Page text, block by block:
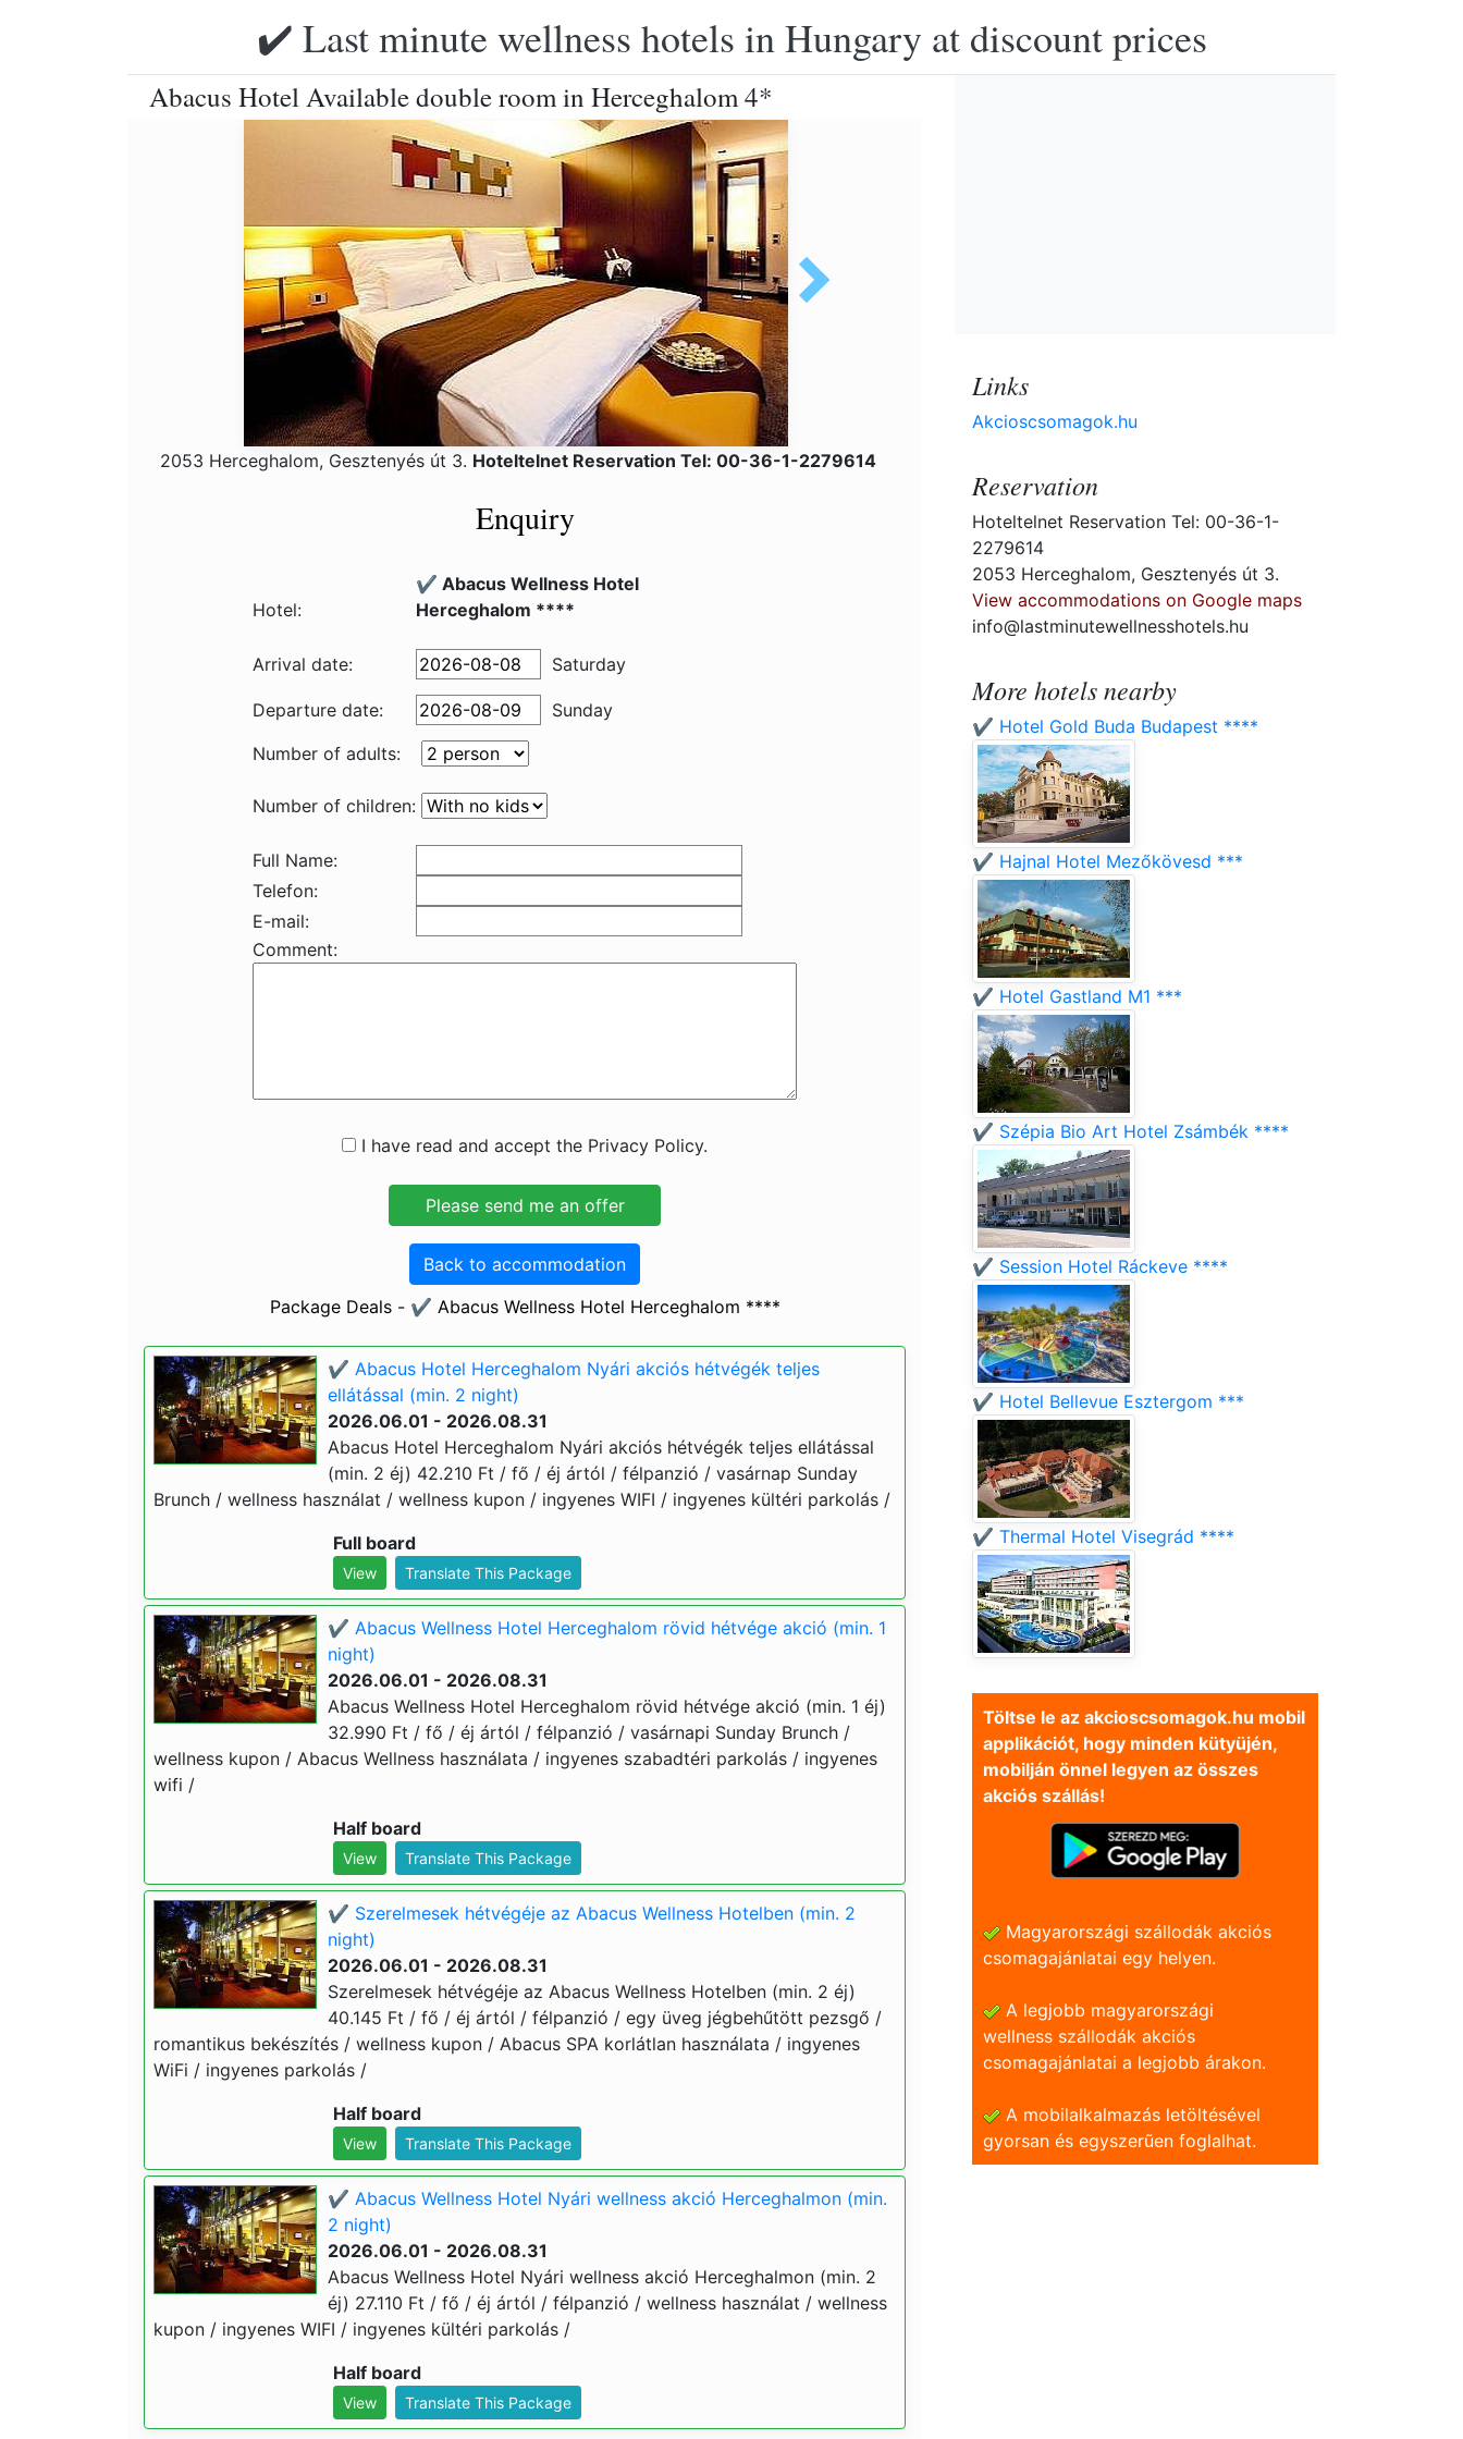
✔️ Last minute wellness hotels in Hungary at discount prices
Abacus Hotel Available double room in Herceghalom 4*
2053 Herceghalom, Gesztenyés út 3. Hoteltelnet Reservation Tel: 00-36-1-2279614
Enquiry
Hotel:
✔️ Abacus Wellness Hotel
Herceghalom ****
Arrival date: Saturday
Departure date:
Sunday
Number of adults:
Number of children:
Full Name:
Telefon:
E-mail:
Comment:
I have read and accept the Privacy Policy.
Back to accommodation
Package Deals - ✔️ Abacus Wellness Hotel Herceghalom ****
✔️ Abacus Hotel Herceghalom Nyári akciós hétvégék teljes
ellátással (min. 2 night)
2026.06.01 - 2026.08.31
Abacus Hotel Herceghalom Nyári akciós hétvégék teljes ellátással
(min. 2 éj) 42.210 Ft / fő / éj ártól / félpanzió / vasárnap Sunday
Brunch / wellness használat / wellness kupon / ingyenes WIFI / ingyenes kültéri parkolás /
Full board
View Translate This Package
✔️ Abacus Wellness Hotel Herceghalom rövid hétvége akció (min. 1
night)
2026.06.01 - 2026.08.31
Abacus Wellness Hotel Herceghalom rövid hétvége akció (min. 1 éj)
32.990 Ft / fő / éj ártól / félpanzió / vasárnapi Sunday Brunch /
wellness kupon / Abacus Wellness használata / ingyenes szabadtéri parkolás / ingyenes
wifi /
Half board
View Translate This Package
✔️ Szerelmesek hétvégéje az Abacus Wellness Hotelben (min. 2
night)
2026.06.01 - 2026.08.31
Szerelmesek hétvégéje az Abacus Wellness Hotelben (min. 2 éj)
40.145 Ft / fő / éj ártól / félpanzió / egy üveg jégbehűtött pezsgő /
romantikus bekészítés / wellness kupon / Abacus SPA korlátlan használata / ingyenes
WiFi / ingyenes parkolás /
Half board
View Translate This Package
✔️ Abacus Wellness Hotel Nyári wellness akció Herceghalmon (min.
2 night)
2026.06.01 - 2026.08.31
Abacus Wellness Hotel Nyári wellness akció Herceghalmon (min. 2
éj) 27.110 Ft / fő / éj ártól / félpanzió / wellness használat / wellness
kupon / ingyenes WIFI / ingyenes kültéri parkolás /
Half board
View Translate This Package
Links
Akcioscsomagok.hu
Reservation
Hoteltelnet Reservation Tel: 00-36-1-
2279614
2053 Herceghalom, Gesztenyés út 3.
View accommodations on Google maps
info@lastminutewellnesshotels.hu
More hotels nearby
✔️ Hotel Gold Buda Budapest ****
✔️ Hajnal Hotel Mezőkövesd ***
✔️ Hotel Gastland M1 ***
✔️ Szépia Bio Art Hotel Zsámbék ****
✔️ Session Hotel Ráckeve ****
✔️ Hotel Bellevue Esztergom ***
✔️ Thermal Hotel Visegrád ****
Töltse le az akcioscsomagok.hu mobil
applikációt, hogy minden kütyüjén,
mobilján önnel legyen az összes
akciós szállás!
Magyarországi szállodák akciós
csomagajánlatai egy helyen.
A legjobb magyarországi
wellness szállodák akciós
csomagajánlatai a legjobb árakon.
A mobilalkalmazás letöltésével
gyorsan és egyszerũen foglalhat.